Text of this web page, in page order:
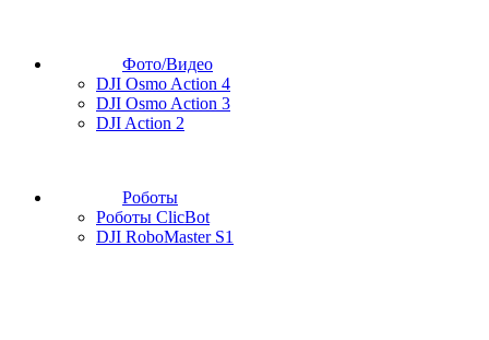
Фото/Видео
DJI Osmo Action 4
DJI Osmo Action 3
DJI Action 2
Роботы
Роботы ClicBot
DJI RoboMaster S1